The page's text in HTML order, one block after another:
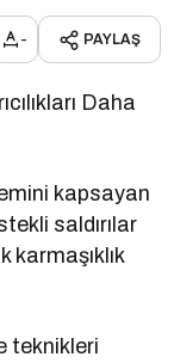
- PAYLAŞ
Daha
kapsayan
saldırılar
karmaşıklık
teknikleri